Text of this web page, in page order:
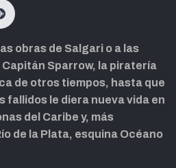
obras de Salgari o a las
Sparrow, la piratería
de otros tiempos, hasta que
fallidos le diera nueva vida en
del Caribe y, más
de la Plata, esquina Océano